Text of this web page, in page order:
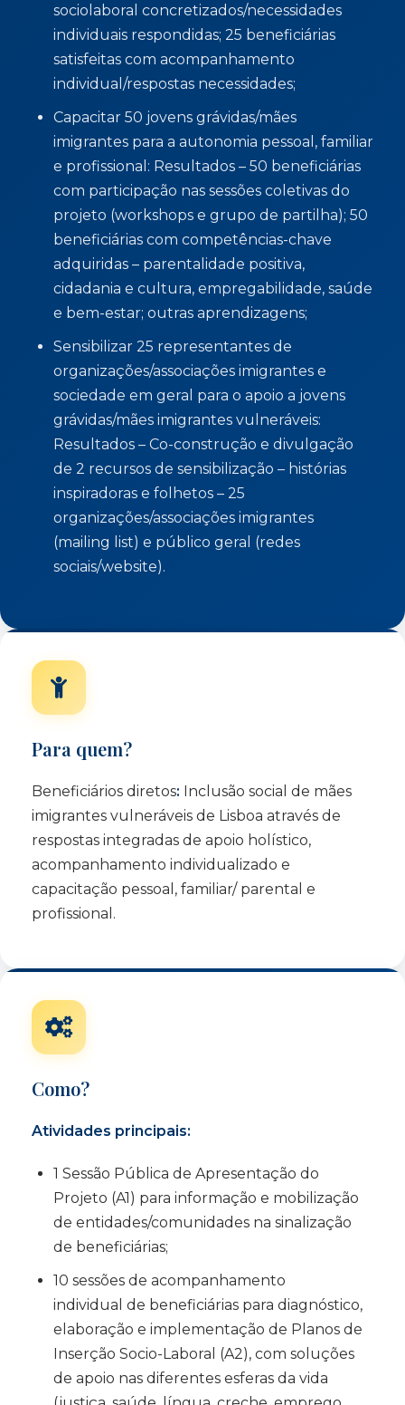
sociolaboral concretizados/necessidades
individuais respondidas; 25 beneficiárias
satisfeitas com acompanhamento
individual/respostas necessidades;
Capacitar 50 jovens grávidas/mães
imigrantes para a autonomia pessoal, familiar
e profissional: Resultados – 50 beneficiárias
com participação nas sessões coletivas do
projeto (workshops e grupo de partilha); 50
beneficiárias com competências-chave
adquiridas – parentalidade positiva,
cidadania e cultura, empregabilidade, saúde
e bem-estar; outras aprendizagens;
Sensibilizar 25 representantes de
organizações/associações imigrantes e
sociedade em geral para o apoio a jovens
grávidas/mães imigrantes vulneráveis:
Resultados – Co-construção e divulgação
de 2 recursos de sensibilização – histórias
inspiradoras e folhetos – 25
organizações/associações imigrantes
(mailing list) e público geral (redes
sociais/website).
Para quem?
Beneficiários diretos: Inclusão social de mães
imigrantes vulneráveis de Lisboa através de
respostas integradas de apoio holístico,
acompanhamento individualizado e
capacitação pessoal, familiar/ parental e
profissional.
Como?
Atividades principais:
1 Sessão Pública de Apresentação do
Projeto (A1) para informação e mobilização
de entidades/comunidades na sinalização
de beneficiárias;
10 sessões de acompanhamento
individual de beneficiárias para diagnóstico,
elaboração e implementação de Planos de
Inserção Socio-Laboral (A2), com soluções
de apoio nas diferentes esferas da vida